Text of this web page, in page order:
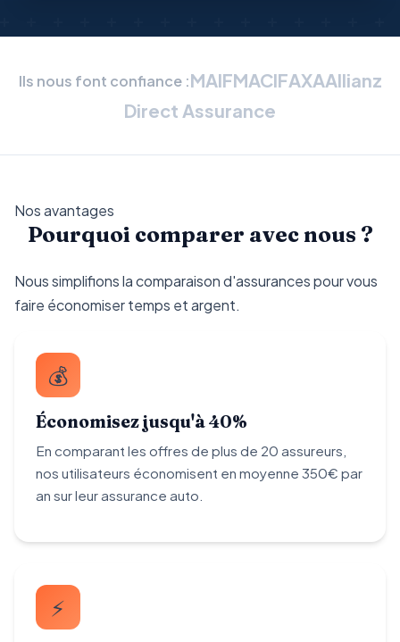
Ils nous font confiance :MAIFMACIFAXAAllianz
Direct Assurance
Nos avantages
Pourquoi comparer avec nous ?
Nous simplifions la comparaison d'assurances pour vous
faire économiser temps et argent.
💰
Économisez jusqu'à 40%
En comparant les offres de plus de 20 assureurs,
nos utilisateurs économisent en moyenne 350€ par
an sur leur assurance auto.
⚡